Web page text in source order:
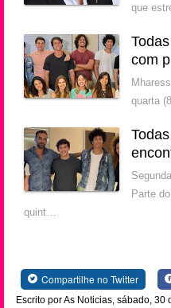
que
com
quarta
Parte
quint…
Compartilhe no Twitter
Escrito por As Noticias, sábado, 30